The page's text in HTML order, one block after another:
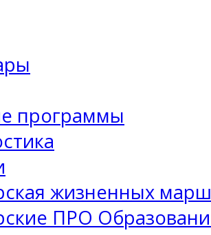
программы
жизненных
ПРО